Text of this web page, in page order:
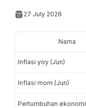
27 July 2026
Nama
Inflasi yoy (Jun)
Inflasi mom (Jun)
Pertumbuhan ekonomi